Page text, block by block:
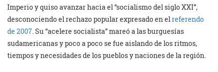
Imperio y quiso avanzar hacia el “socialismo del siglo XXI”,
desconociendo el rechazo popular expresado en elreferendo
de 2007. Su “acelere socialista” mareó a las burguesías
sudamericanas y poco a poco se fue aislando de los ritmos,
tiempos y necesidades de los pueblos y naciones de la región.